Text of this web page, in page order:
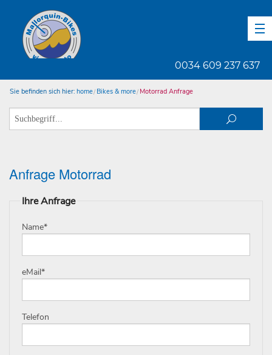
0034 609 237 637
Sie befinden sich hier: home Bikes & more Motorrad Anfrage
Anfrage Motorrad
Ihre Anfrage
Name*
eMail*
Telefon